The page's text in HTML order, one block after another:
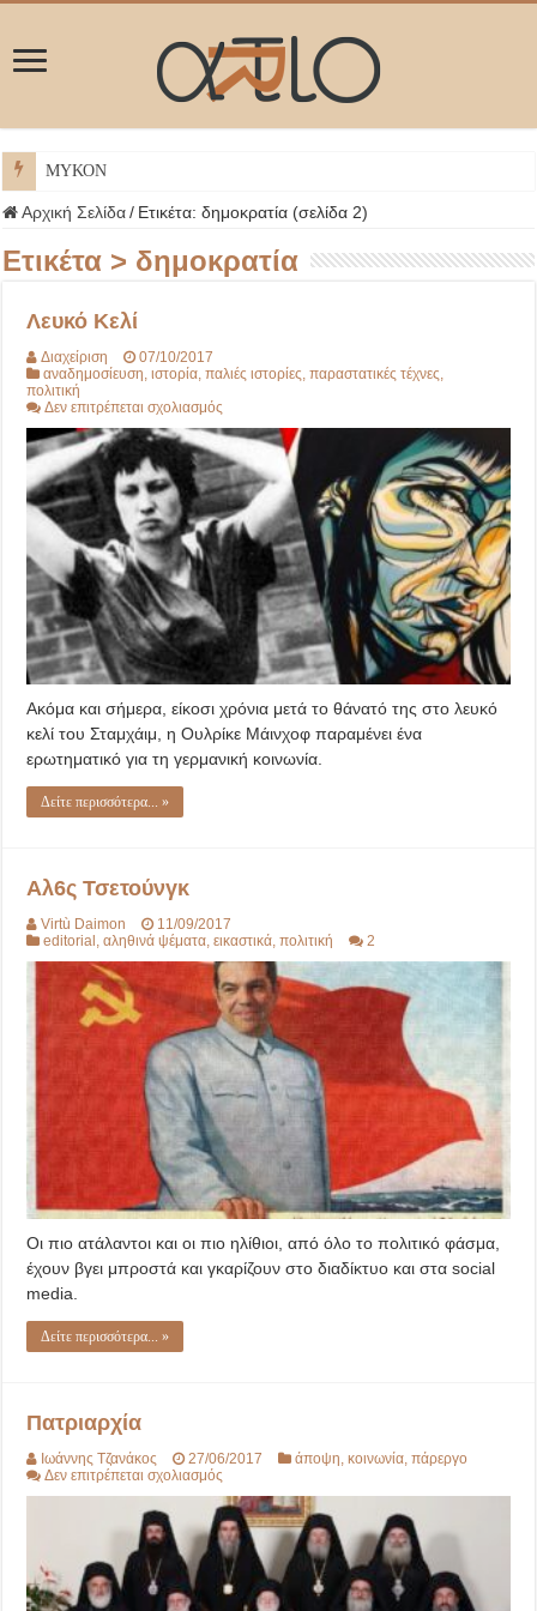
ΜΥΚΟΝΟΣ
Αρχική Σελίδα / Ετικέτα:δημοκρατία (σελίδα 2)
Ετικέτα > δημοκρατία
Λευκό Κελί
Διαχείριση
07/10/2017
αναδημοσίευση ,ιστορία ,παλιές ιστορίες ,παραστατικές τέχνες
πολιτική
Δεν επιτρέπεται σχολιασμός
Κελί
Ακόμα και σήμερα, είκοσι χρόνια μετά το θάνατό της στο λευκό
κελί του Σταμχάιμ, η Ουλρίκε Μάινχοφ παραμένει ένα
ερωτηματικό για τη γερμανική κοινωνία.
Δείτε περισσότερα... »
Αλ6ς Τσετούνγκ
Virtù Daimon
11/09/2017
editorial ,αληθινά ψέματα,εικαστικά,πολιτική 2
Οι πιο ατάλαντοι και οι πιο ηλίθιοι, από όλο το πολιτικό φάσμα,
έχουν βγει μπροστά και γκαρίζουν στο διαδίκτυο και στα social
media.
Δείτε περισσότερα... »
Πατριαρχία
Ιωάννης Τζανάκος 27/06/2017 άποψη,κοινωνία,πάρεργο
Δεν επιτρέπεται σχολιασμός